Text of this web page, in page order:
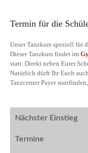
Termin für die
Unser Tanzkurs speziell für
Dieser Tanzkurs findet im
statt. Direkt neben Eurer
Natürlich dürft Ihr Euch
Tanzcenter Payer